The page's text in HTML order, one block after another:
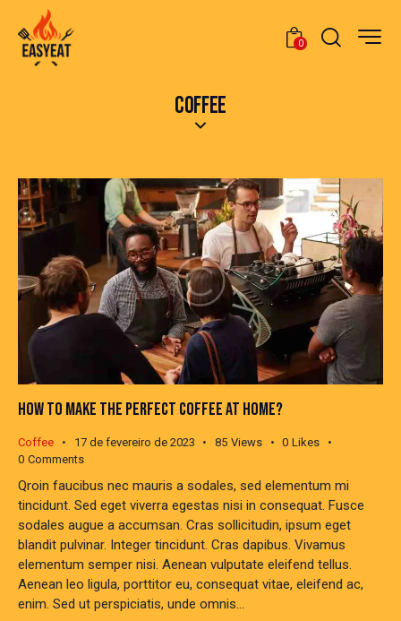
0
COFFEE
HOW TO MAKE THE PERFECT COFFEE AT HOME?
Coffee 17 de fevereiro de 2023 85 Views 0 Likes
0 Comments
Qroin faucibus nec mauris a sodales, sed elementum mi
tincidunt. Sed eget viverra egestas nisi in consequat. Fusce
sodales augue a accumsan. Cras sollicitudin, ipsum eget
blandit pulvinar. Integer tincidunt. Cras dapibus. Vivamus
elementum semper nisi. Aenean vulputate eleifend tellus.
Aenean leo ligula, porttitor eu, consequat vitae, eleifend ac,
enim. Sed ut perspiciatis, unde omnis…